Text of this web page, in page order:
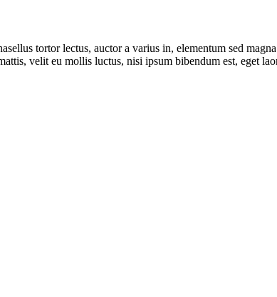
tortor lectus, auctor a varius in, elementum sed
velit eu mollis luctus, nisi ipsum bibendum est, eget